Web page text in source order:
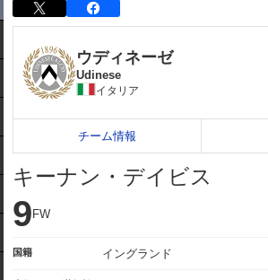
ウディネーゼ
Udinese
イタリア
チーム情報
キーナン・デイビス
9FW
国籍 イングランド